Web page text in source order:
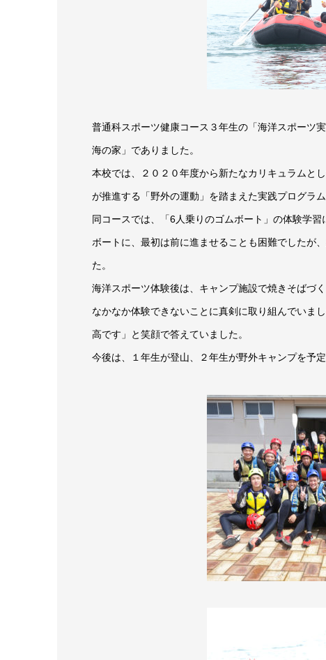
普通科スポーツ健康コース３年生の「海洋スポーツ
海の家」でありました。
本校では、２０２０年度から新たなカリキュラムと
が推進する「野外の運動」を踏まえた実践プログラム
同コースでは、「6人乗りのゴムボート」の体験学
ボートに、最初は前に進ませることも困難でしたが
た。
海洋スポーツ体験後は、キャンプ施設で焼きそばづ
なかなか体験できないことに真剣に取り組んでいま
高です」と笑顔で答えていました。
今後は、１年生が登山、２年生が野外キャンプを予定